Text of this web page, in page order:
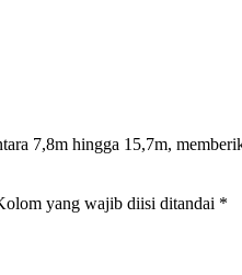
7,8m hingga 15,7m,
yang wajib diisi ditandai *